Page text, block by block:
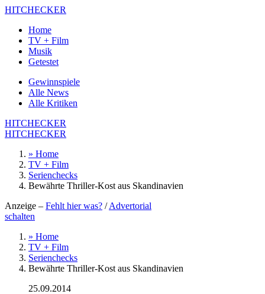
HITCHECKER
Home
TV + Film
Musik
Getestet
Gewinnspiele
Alle News
Alle Kritiken
HITCHECKER
HITCHECKER
» Home
TV + Film
Serienchecks
Bewährte Thriller-Kost aus Skandinavien
Anzeige – Fehlt hier was? /Advertorial
schalten
» Home
TV + Film
Serienchecks
Bewährte Thriller-Kost aus Skandinavien
25.09.2014